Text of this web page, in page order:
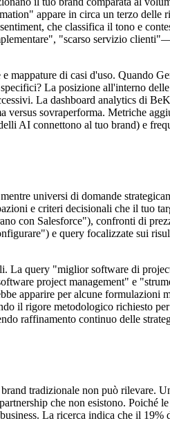
appare in circa un terzo delle
che classifica il tono e
"scarso servizio
mappature di casi d'uso. Quando
La posizione all'interno
La dashboard analytics di
versus sovraperforma. Metriche
AI connettono al tuo brand) e
universi di domande
e criteri decisionali che il tuo
con Salesforce"), confronti di
e query focalizzate sui
La query "miglior software di
project management" e
apparire per alcune formulazioni
il rigore metodologico richiesto
raffinamento continuo delle
tradizionale non può rilevare.
che non esistono. Poiché
La ricerca indica che il 19%